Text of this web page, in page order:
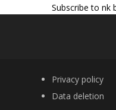
Subscribe to nk
FOOTER
Privacy policy
Data deletion